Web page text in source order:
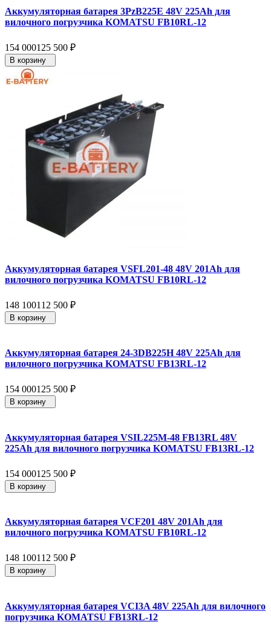
Аккумуляторная батарея 3PzB225E 48V 225Ah для
вилочного погрузчика KOMATSU FB10RL-12
154 000125 500 ₽
В корзину
Аккумуляторная батарея VSFL201-48 48V 201Ah для
вилочного погрузчика KOMATSU FB10RL-12
148 100112 500 ₽
В корзину
Аккумуляторная батарея 24-3DB225H 48V 225Ah для
вилочного погрузчика KOMATSU FB13RL-12
154 000125 500 ₽
В корзину
Аккумуляторная батарея VSIL225M-48 FB13RL 48V
225Ah для вилочного погрузчика KOMATSU FB13RL-12
154 000125 500 ₽
В корзину
Аккумуляторная батарея VCF201 48V 201Ah для
вилочного погрузчика KOMATSU FB10RL-12
148 100112 500 ₽
В корзину
Аккумуляторная батарея VCI3A 48V 225Ah для вилочного
погрузчика KOMATSU FB13RL-12